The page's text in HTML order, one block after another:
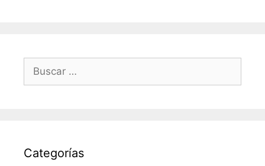
Buscar:
Categorías